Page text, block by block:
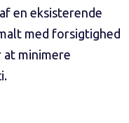
en eksisterende
med forsigtighed
minimere